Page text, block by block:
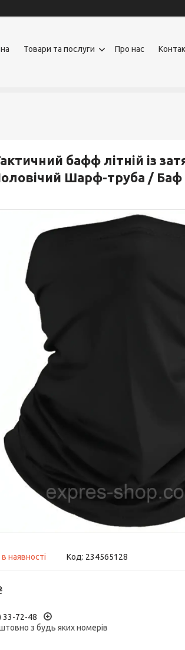
Товари та послуги Про нас
бафф літній із
Шарф-труба /
наявності Код: 234565128
33-72-48
з будь яких номерів